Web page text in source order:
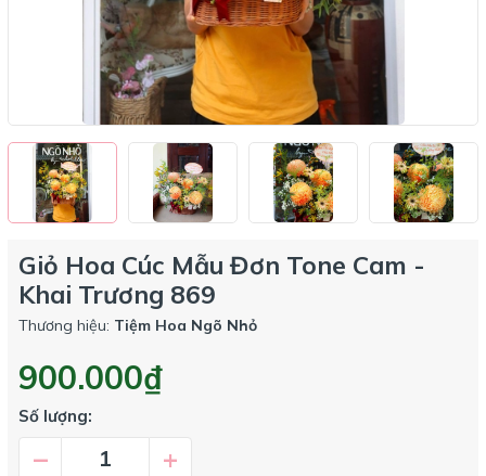
Giỏ Hoa Cúc Mẫu Đơn Tone Cam -
Khai Trương 869
Thương hiệu: Tiệm Hoa Ngõ Nhỏ
900.000₫
Số lượng:
– +